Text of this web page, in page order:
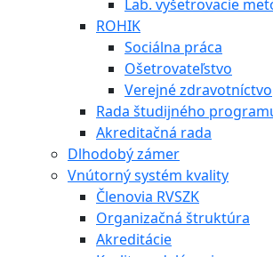
Lab. vyšetrovacie
ROHIK
Sociálna práca
Ošetrovateľstvo
Verejné zdravotníctvo
Rada študijného
Akreditačná rada
Dlhodobý zámer
Vnútorný systém kvality
Členovia RVSZK
Organizačná štruktúra
Akreditácie